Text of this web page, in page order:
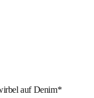
auf Denim*